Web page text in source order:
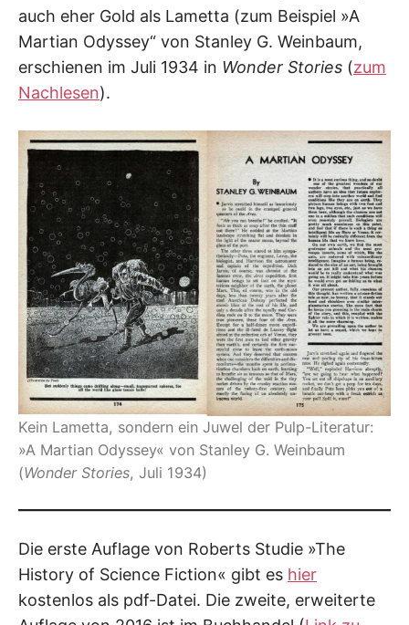
auch eher Gold als Lametta (zum Beispiel »A
Martian Odyssey“ von Stanley G. Weinbaum,
erschienen im Juli 1934 in Wonder Stories (zum
Nachlesen).
Kein Lametta, sondern ein Juwel der Pulp-Literatur:
»A Martian Odyssey« von Stanley G. Weinbaum
(Wonder Stories, Juli 1934)
Die erste Auflage von Roberts Studie »The
History of Science Fiction« gibt es hier
kostenlos als pdf-Datei. Die zweite, erweiterte